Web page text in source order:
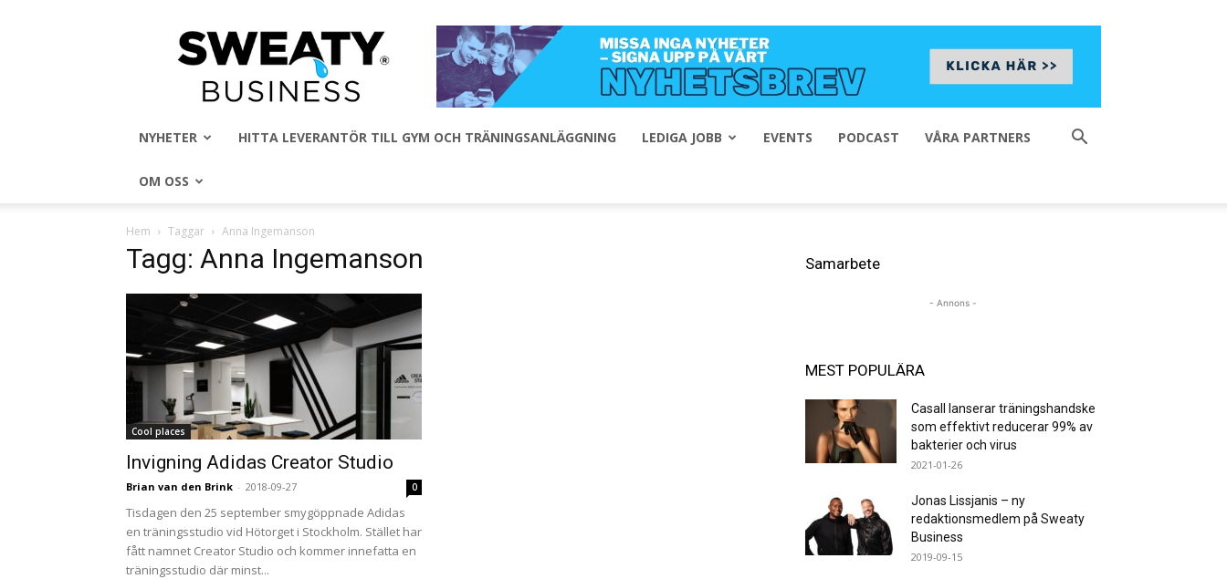
Sweaty
Business
NYHETER HITTA LEVERANTÖR TILL GYM OCH TRÄNINGSANLÄGGNING LEDIGA JOBB EVENTS PODCAST VÅRA PARTNERS
OM OSS
Hem Taggar Anna Ingemanson
Tagg: Anna Ingemanson
Cool places
Invigning Adidas Creator Studio
Brian van den Brink - 2018-09-27 0
Tisdagen den 25 september smygöppnade Adidas
en träningsstudio vid Hötorget i Stockholm. Stället har
fått namnet Creator Studio och kommer innefatta en
träningsstudio där minst...
Samarbete
- Annons -
MEST POPULÄRA
Casall lanserar träningshandske
som effektivt reducerar 99% av
bakterier och virus
2021-01-26
Jonas Lissjanis – ny
redaktionsmedlem på Sweaty
Business
2019-09-15